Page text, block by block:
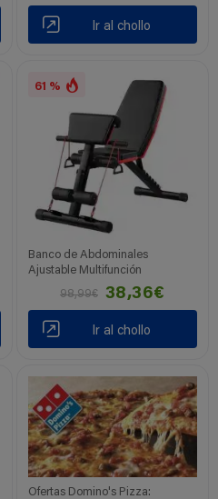
Ir al chollo
61 %
Banco de Abdominales
Ajustable Multifunción
98,99€
38,36€
Ir al chollo
Ofertas Domino's Pizza: